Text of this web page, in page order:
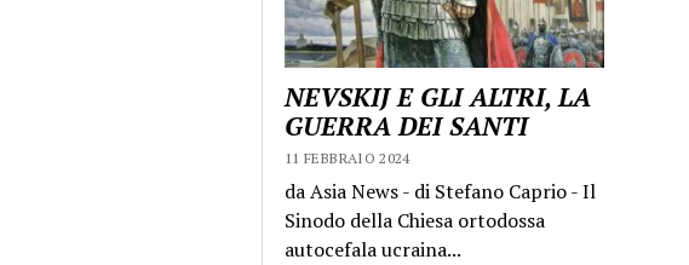
NEVSKIJ E GLI ALTRI, LA
GUERRA DEI SANTI
11 FEBBRAIO 2024
da Asia News - di Stefano Caprio - Il
Sinodo della Chiesa ortodossa
autocefala ucraina...